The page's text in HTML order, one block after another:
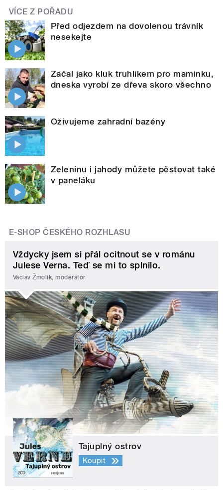
VÍCE Z POŘADU
Před odjezdem na dovolenou trávník
nesekejte
Začal jako kluk truhlíkem pro maminku,
dneska vyrobí ze dřeva skoro všechno
Oživujeme zahradní bazény
Zeleninu i jahody můžete pěstovat také
v paneláku
E-SHOP ČESKÉHO ROZHLASU
Vždycky jsem si přál ocitnout se v románu
Julese Verna. Teď se mi to splnilo.
Václav Žmolík, moderátor
Tajuplný ostrov
Koupit